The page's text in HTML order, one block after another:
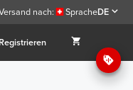
nach: SpracheDE